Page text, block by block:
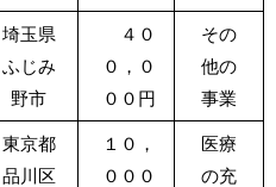
埼玉県
ふじみ
野市
４０
０，０
００円
その
他の
事業
東京都
品川区
１０，
０００
医療
の充